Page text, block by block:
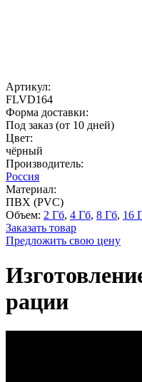
Артикул:
FLVD164
Форма доставки:
Под заказ (от 10 дней)
Цвет:
чёрный
Производитель:
Россия
Материал:
ПВХ (PVC)
Объем: 2 Гб, 4 Гб, 8 Гб, 16
Заказать товар
Предложить свою цену
рации